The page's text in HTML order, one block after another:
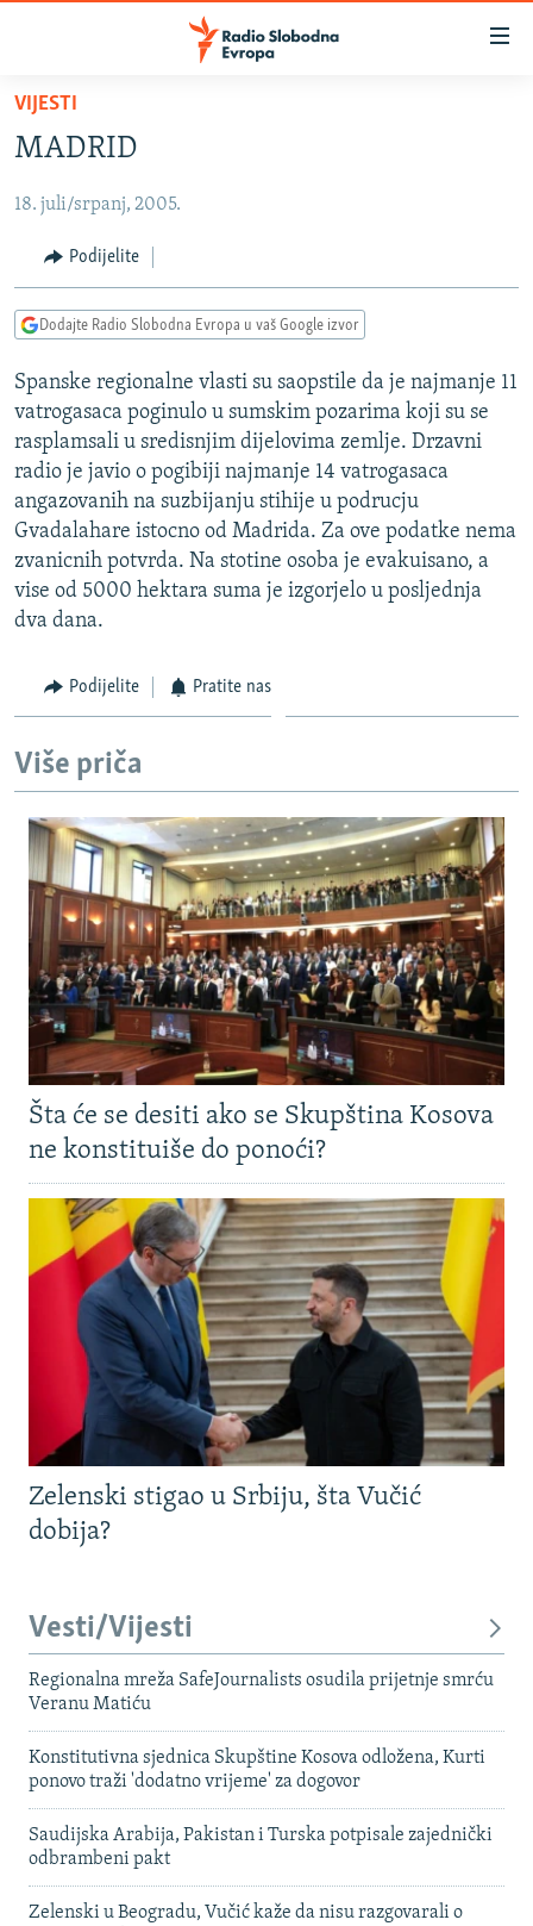
Pređite
glavni
Pređite
Pređite
pretragu
SRBIJA
KOSOVO
VIZUELNO
VIDEO
FOTOGALERIJE
INFOGRAFIKE
PODCASTI
RAT U UKRAJINI
KINA NA BALKANU
RSE PRIČE IZ SVIJETA
ISPRIČAJ MI
DNEVNO@RSE
VIŠE OD NASLOVA
POPLAVE I KLIZIŠTA U BIH 2024.
TV LIBERTY
POST SCRIPTUM
MOJA EVROPA
TRI DECENIJE OD RATA U BIH
SVE KARTE DEJTONA
NASTANAK I RASPAD JUGOSLAVIJE
Sve RFE/RL stranice
VIJESTI
MADRID
18. juli/srpanj, 2005.
Podijelite
Dodajte Radio Slobodna Evropa u vaš Google izvor
Spanske regionalne vlasti su saopstile da je najmanje 11
vatrogasaca poginulo u sumskim pozarima koji su se
rasplamsali u sredisnjim dijelovima zemlje. Drzavni
radio je javio o pogibiji najmanje 14 vatrogasaca
angazovanih na suzbijanju stihije u podrucju
Gvadalahare istocno od Madrida. Za ove podatke nema
zvanicnih potvrda. Na stotine osoba je evakuisano, a
vise od 5000 hektara suma je izgorjelo u posljednja
dva dana.
Podijelite Pratite nas
Više priča
Šta će se desiti ako se Skupština Kosova
ne konstituiše do ponoći?
Zelenski stigao u Srbiju, šta Vučić
dobija?
Vesti/Vijesti
Regionalna mreža SafeJournalists osudila prijetnje smrću
Veranu Matiću
Konstitutivna sjednica Skupštine Kosova odložena, Kurti
ponovo traži 'dodatno vrijeme' za dogovor
Saudijska Arabija, Pakistan i Turska potpisale zajednički
odbrambeni pakt
Zelenski u Beogradu, Vučić kaže da nisu razgovarali o